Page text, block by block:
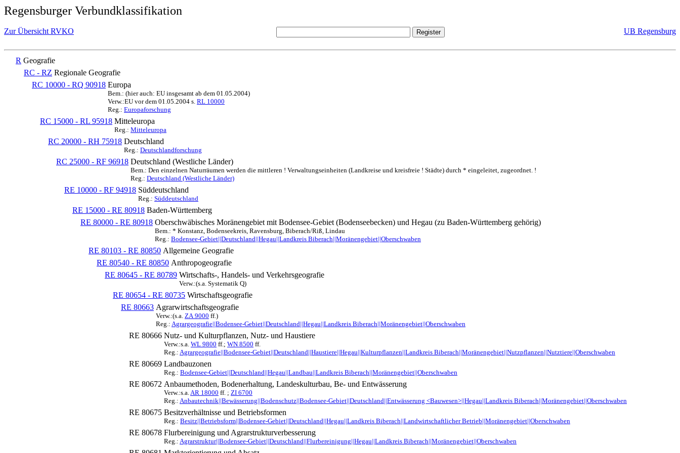
Regensburger Verbundklassifikation
Zur Übersicht RVKO UB Regensburg
R Geografie
RC - RZ Regionale Geografie
RC 10000 - RQ 90918 Europa
Bem.: (hier auch: EU insgesamt ab dem 01.05.2004)
Verw.:EU vor dem 01.05.2004 s. RL 10000
Reg.: Europaforschung
RC 15000 - RL 95918 Mitteleuropa
Reg.: Mitteleuropa
RC 20000 - RH 75918 Deutschland
Reg.: Deutschlandforschung
RC 25000 - RF 96918 Deutschland (Westliche Länder)
Bem.: Den einzelnen Naturräumen werden die mittleren ! Verwaltungseinheiten (Landkreise und kreisfreie ! Städte) durch * eingeleitet, zugeordnet. !
Reg.: Deutschland (Westliche Länder)
RE 10000 - RF 94918 Süddeutschland
Reg.: Süddeutschland
RE 15000 - RE 80918 Baden-Württemberg
RE 80000 - RE 80918 Oberschwäbisches Moränengebiet mit Bodensee-Gebiet (Bodenseebecken) und Hegau (zu Baden-Württemberg gehörig)
Bem.: * Konstanz, Bodenseekreis, Ravensburg, Biberach/Riß, Lindau
Reg.: Bodensee-Gebiet||Deutschland||Hegau||Landkreis Biberach||Moränengebiet||Oberschwaben
RE 80103 - RE 80850 Allgemeine Geografie
RE 80540 - RE 80850 Anthropogeografie
RE 80645 - RE 80789 Wirtschafts-, Handels- und Verkehrsgeografie
Verw.:(s.a. Systematik Q)
RE 80654 - RE 80735 Wirtschaftsgeografie
RE 80663 Agrarwirtschaftsgeografie
Verw.:(s.a. ZA 9000 ff.)
Reg.: Agrargeografie||Bodensee-Gebiet||Deutschland||Hegau||Landkreis Biberach||Moränengebiet||Oberschwaben
RE 80666 Nutz- und Kulturpflanzen, Nutz- und Haustiere
Verw.:s.a. WL 9800 ff.; WN 8500 ff.
Reg.: Agrargeografie||Bodensee-Gebiet||Deutschland||Haustiere||Hegau||Kulturpflanzen||Landkreis Biberach||Moränengebiet||Nutzpflanzen||Nutztiere||Oberschwaben
RE 80669 Landbauzonen
Reg.: Bodensee-Gebiet||Deutschland||Hegau||Landbau||Landkreis Biberach||Moränengebiet||Oberschwaben
RE 80672 Anbaumethoden, Bodenerhaltung, Landeskulturbau, Be- und Entwässerung
Verw.:s.a.AR 18000 ff. ; ZI 6700
Reg.: Anbautechnik||Bewässerung||Bodenschutz||Bodensee-Gebiet||Deutschland||Entwässerung <Bauwesen>||Hegau||Landkreis Biberach||Moränengebiet||Oberschwaben
RE 80675 Besitzverhältnisse und Betriebsformen
Reg.: Besitz||Betriebsform||Bodensee-Gebiet||Deutschland||Hegau||Landkreis Biberach||Landwirtschaftlicher Betrieb||Moränengebiet||Oberschwaben
RE 80678 Flurbereinigung und Agrarstrukturverbesserung
Reg.: Agrarstruktur||Bodensee-Gebiet||Deutschland||Flurbereinigung||Hegau||Landkreis Biberach||Moränengebiet||Oberschwaben